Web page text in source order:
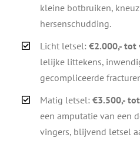
kleine botbruiken,
hersenschudding.
Licht letsel:€2.000,- tot
lelijke littekens,
gecompliceerde
Matig letsel:€3.500,-
een amputatie van een
vingers, blijvend letsel